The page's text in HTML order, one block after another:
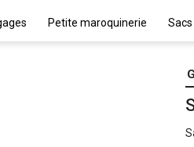
Petite maroquinerie